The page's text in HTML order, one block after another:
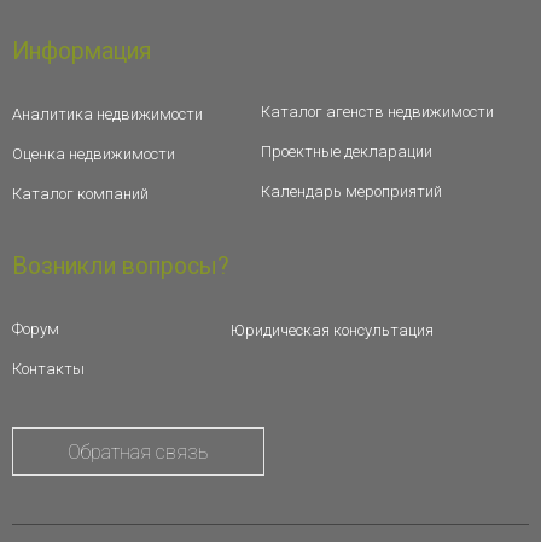
Информация
Аналитика недвижимости
Оценка недвижимости
Каталог компаний
Каталог агенств недвижимости
Проектные декларации
Календарь мероприятий
Возникли вопросы?
Форум
Контакты
Юридическая консультация
Обратная связь